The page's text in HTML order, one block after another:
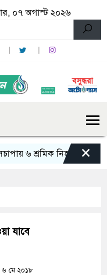
০৭ অগাস্ট ২০২৬
৬ শ্রমিক নিহত ×
যাবে
৬ মে ২০১৮